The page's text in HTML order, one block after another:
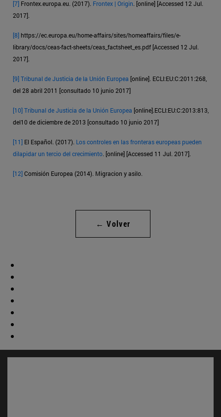
[7] Frontex.europa.eu. (2017). Frontex | Origin. [online] [Accessed 12 Jul.
2017].
[8] https://ec.europa.eu/home-affairs/sites/homeaffairs/files/e-
library/docs/ceas-fact-sheets/ceas_factsheet_es.pdf [Accessed 12 Jul.
2017].
[9]Tribunal de Justicia de la Unión Europea [online]. ECLI:EU:C:2011:268,
del 28 abril 2011 [consultado 10 junio 2017]
[10]Tribunal de Justicia de la Unión Europea [online].ECLI:EU:C:2013:813,
del10 de diciembre de 2013 [consultado 10 junio 2017]
[11] El Español. (2017). Los controles en las fronteras europeas pueden
dilapidar un tercio del crecimiento. [online] [Accessed 11 Jul. 2017].
[12]Comisión Europea (2014). Migracion y asilo.
← Volver